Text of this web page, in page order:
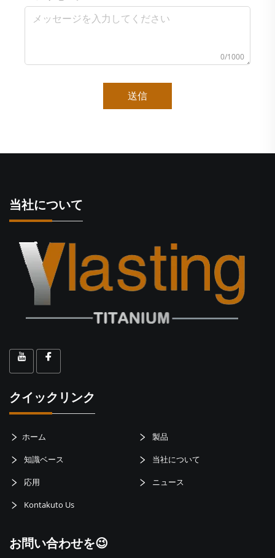
0/1000
送信
当社について
クイックリンク
ホーム 製品
知識ベース 当社について
応用 ニュース
Kontakuto Us
お問い合わせを😉